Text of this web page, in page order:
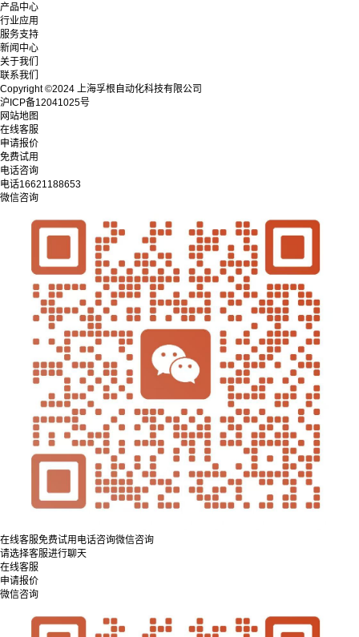
产品中心
行业应用
服务支持
新闻中心
关于我们
联系我们
Copyright ©2024 上海孚根自动化科技有限公司
沪ICP备12041025号
网站地图
在线客服
申请报价
免费试用
电话咨询
电话16621188653
微信咨询
在线客服免费试用 电话咨询微信咨询
请选择客服进行聊天
在线客服
申请报价
微信咨询